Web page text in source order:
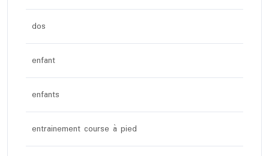
dos
enfant
enfants
entrainement course à pied